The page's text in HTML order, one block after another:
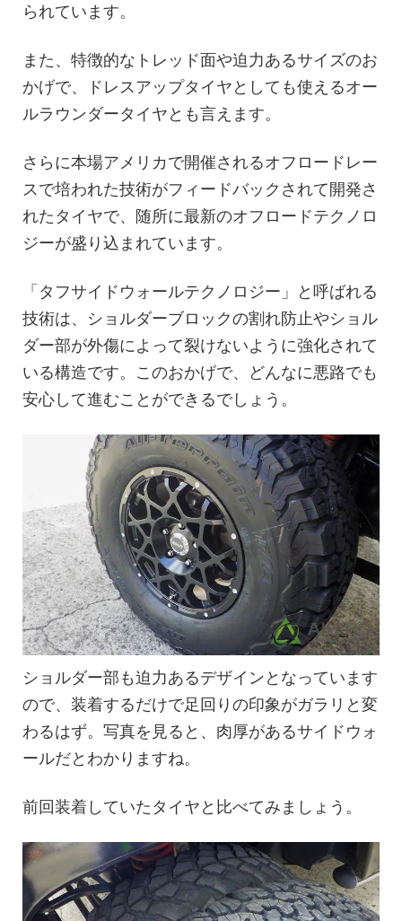
られています。
また、特徴的なトレッド面や迫力あるサイズのお
かげで、ドレスアップタイヤとしても使えるオー
ルラウンダータイヤとも言えます。
さらに本場アメリカで開催されるオフロードレー
スで培われた技術がフィードバックされて開発さ
れたタイヤで、随所に最新のオフロードテクノロ
ジーが盛り込まれています。
「タフサイドウォールテクノロジー」と呼ばれる
技術は、ショルダーブロックの割れ防止やショル
ダー部が外傷によって裂けないように強化されて
いる構造です。このおかげで、どんなに悪路でも
安心して進むことができるでしょう。
ショルダー部も迫力あるデザインとなっています
ので、装着するだけで足回りの印象がガラリと変
わるはず。写真を見ると、肉厚があるサイドウォ
ールだとわかりますね。
前回装着していたタイヤと比べてみましょう。